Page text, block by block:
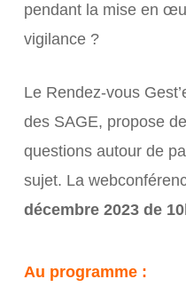
pendant la mise en
vigilance ?
Le Rendez-vous
des SAGE, propose
questions autour de
sujet. La
décembre 2023 de
Au programme :